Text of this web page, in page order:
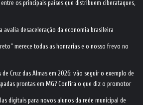
os principais países que distribuem ciberataques,
avalia desaceleração da economia brasileira
merece todas as honrarias e o nosso frevo no
de Cruz das Almas em 2026: vão seguir o exemplo de
prontas em MG? Confira o que diz o promotor
digitais para novos alunos da rede municipal de